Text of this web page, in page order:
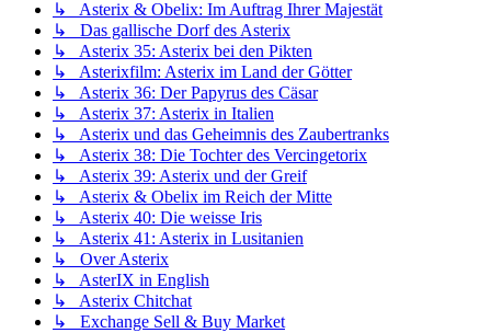
↳ Asterix & Obelix: Im Auftrag Ihrer Majestät
↳ Das gallische Dorf des Asterix
↳ Asterix 35: Asterix bei den Pikten
↳ Asterixfilm: Asterix im Land der Götter
↳ Asterix 36: Der Papyrus des Cäsar
↳ Asterix 37: Asterix in Italien
↳ Asterix und das Geheimnis des Zaubertranks
↳ Asterix 38: Die Tochter des Vercingetorix
↳ Asterix 39: Asterix und der Greif
↳ Asterix & Obelix im Reich der Mitte
↳ Asterix 40: Die weisse Iris
↳ Asterix 41: Asterix in Lusitanien
↳ Over Asterix
↳ AsterIX in English
↳ Asterix Chitchat
↳ Exchange Sell & Buy Market